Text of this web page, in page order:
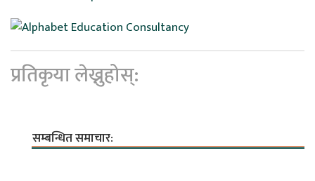
प्रतिकृया लेख्नुहोस्:
सम्बन्धित समाचार: